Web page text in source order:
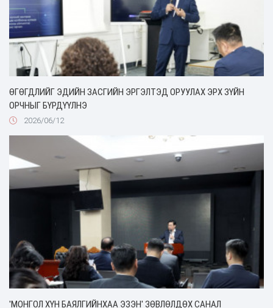
ӨГӨГДЛИЙГ ЭДИЙН ЗАСГИЙН ЭРГЭЛТЭД ОРУУЛАХ ЭРХ ЗҮЙН
ОРЧНЫГ БҮРДҮҮЛНЭ
2026/06/12
'МОНГОЛ ХҮН БАЯЛГИЙНХАА ЭЗЭН' ЗӨВЛӨЛДӨХ САНАЛ